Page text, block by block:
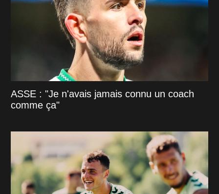
ASSE : "Je n'avais jamais connu un coach
comme ça"